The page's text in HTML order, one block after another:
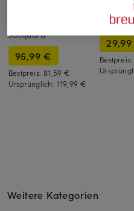
Jacquard
95,99 €
Bestpreis:81,59 €
Ursprünglich: 119,99 €
Weitere Kategorien